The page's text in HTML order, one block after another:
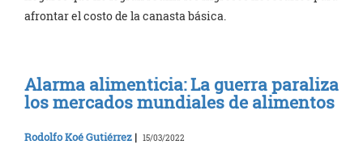
afrontar el costo de la canasta básica.
Alarma alimenticia: La guerra paraliza
los mercados mundiales de alimentos
Rodolfo Koé Gutiérrez | 15/03/2022